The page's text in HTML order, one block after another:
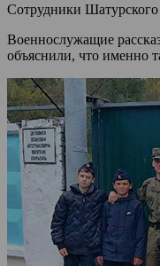
Сотрудники Шатурского
Военнослужащие
объяснили, что именно